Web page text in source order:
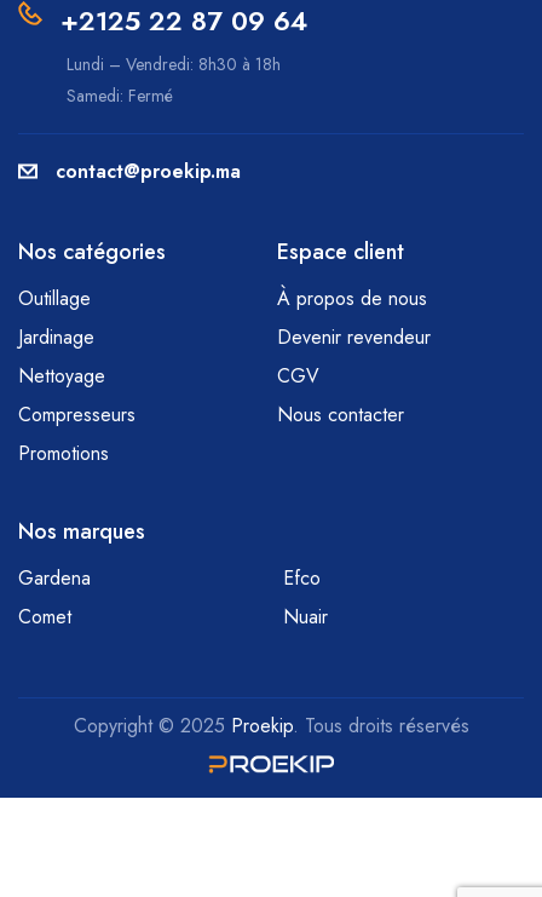
+2125 22 87 09 64
Lundi – Vendredi: 8h30 à 18h
Samedi: Fermé
contact@proekip.ma
Nos catégories
Outillage
Jardinage
Nettoyage
Compresseurs
Promotions
Espace client
À propos de nous
Devenir revendeur
CGV
Nous contacter
Nos marques
Gardena
Efco
Comet
Nuair
Copyright © 2025 Proekip. Tous droits réservés